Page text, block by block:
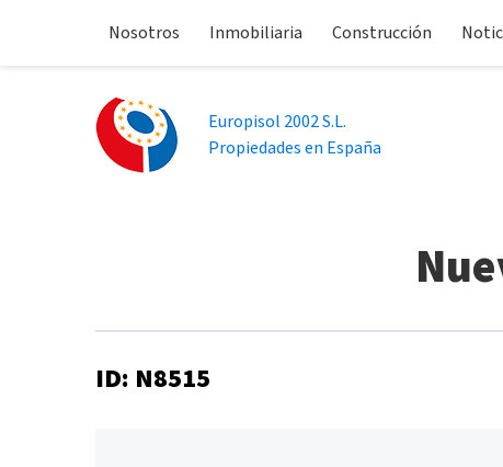
Nosotros Inmobiliaria Construcción
Europisol 2002 S.L.
Propiedades en España
ID: N8515